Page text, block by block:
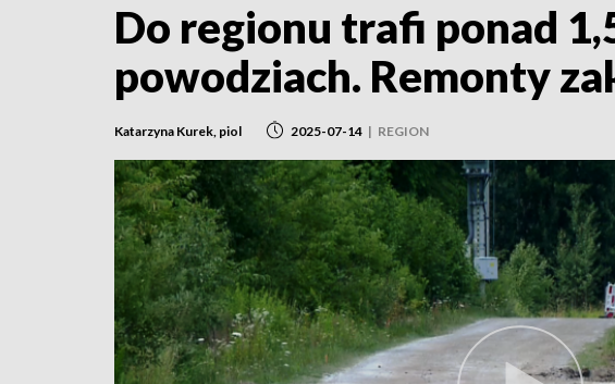
Do regionu trafi ponad
powodziach. Remonty
Katarzyna Kurek, piol 2025-07-14 | REGION